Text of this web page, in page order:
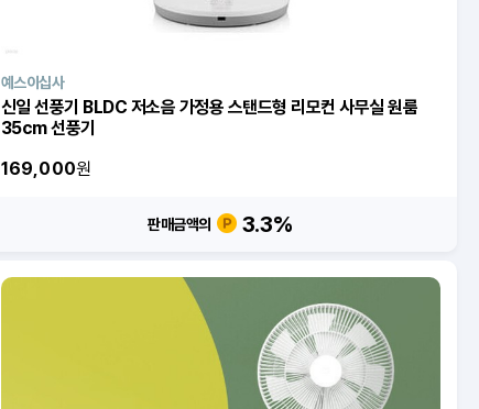
예스이십사
신일 선풍기 BLDC 저소음 가정용 스탠드형 리모컨 사무실 원룸
35cm 선풍기
169,000원
판매금액의 3.3%